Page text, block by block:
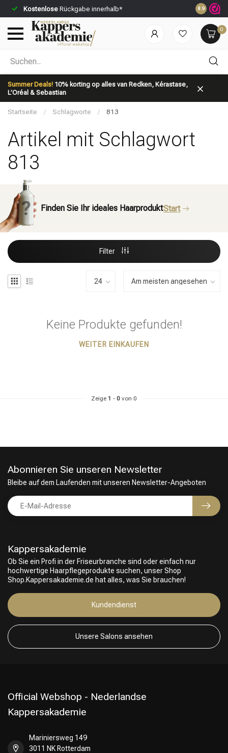
Kostenlose Rückgabe innerhalb* Vor 23:59
8.9
0
Summer Deals! 10% korting op alles van Redken, Kérastase,
L’Oréal & Sebastian
Nach welcher Kategorie suchst du?
Marken
Umformung
Startseite / Schlagworte / 813
Artikel mit Schlagwort
813
Finden Sie Ihr ideales HaarproduktStart
Filter
Keine Produkte gefunden!
WEITER EINKAUFEN
Zeige 1 - 0 von 0
Kappersakademie
Ob Sie ein Profi in der Friseurbranche sind oder einfach nur
hochwertige Haarpflegeprodukte suchen, unser Shop
Shop.Kappersakademie.de hat alles, was Sie brauchen!
Kundendienst
Unsere Salons ansehen
Abonnieren Sie unseren Newsletter
Bleibe auf dem Laufenden mit unseren Newsletter-Angeboten
Official Webshop - Nederlandse
Kappersakademie
Mariniersweg 149
3011 NK Rotterdam